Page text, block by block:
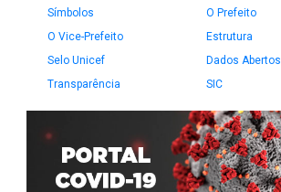
Símbolos
O Prefeito
O Vice-Prefeito
Estrutura
Selo Unicef
Dados Abertos
Transparência
SIC